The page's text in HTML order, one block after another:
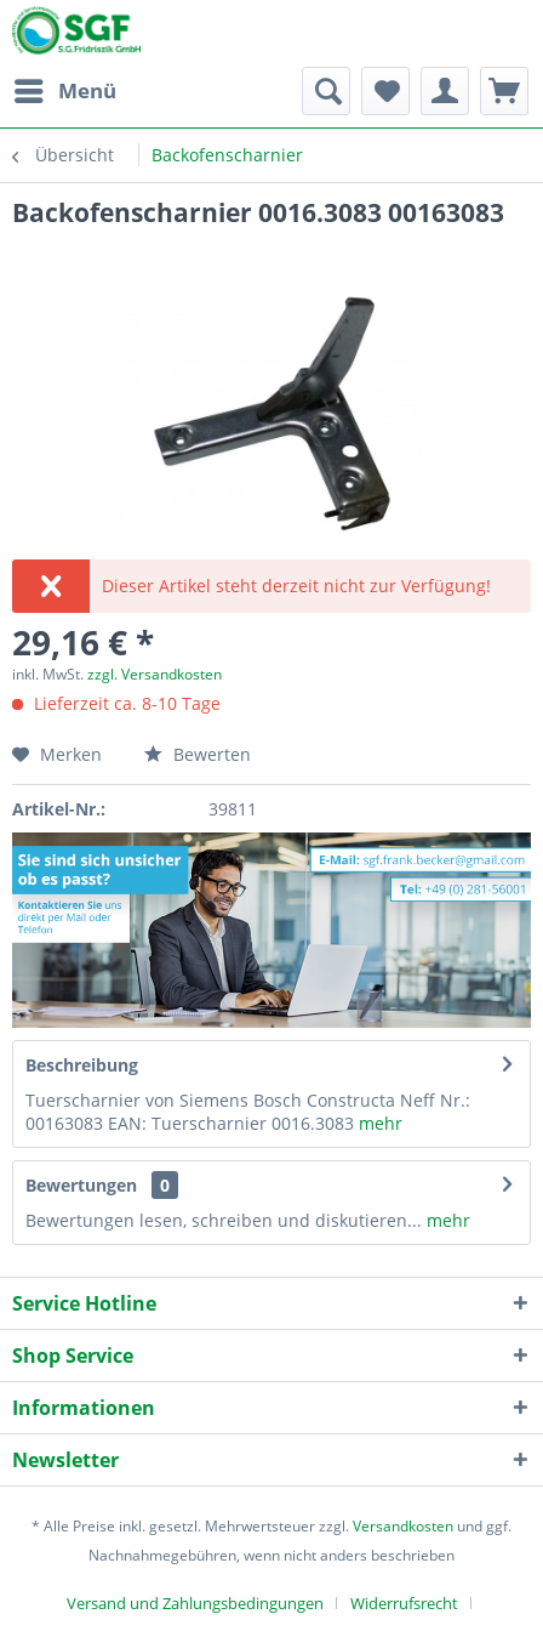
Menü
Übersicht Backofenscharnier
Backofenscharnier 0016.3083 00163083
Dieser Artikel steht derzeit nicht zur Verfügung!
29,16 € *
inkl. MwSt.zzgl. Versandkosten
Lieferzeit ca. 8-10 Tage
Merken Bewerten
Artikel-Nr.: 39811
Beschreibung
Tuerscharnier von Siemens Bosch Constructa Neff Nr.:
00163083 EAN: Tuerscharnier 0016.3083 mehr
Bewertungen
0
Bewertungen lesen, schreiben und diskutieren... mehr
Service Hotline
Shop Service
Informationen
Newsletter
* Alle Preise inkl. gesetzl. Mehrwertsteuer zzgl.Versandkosten und ggf.
Nachnahmegebühren, wenn nicht anders beschrieben
Versand und Zahlungsbedingungen Widerrufsrecht